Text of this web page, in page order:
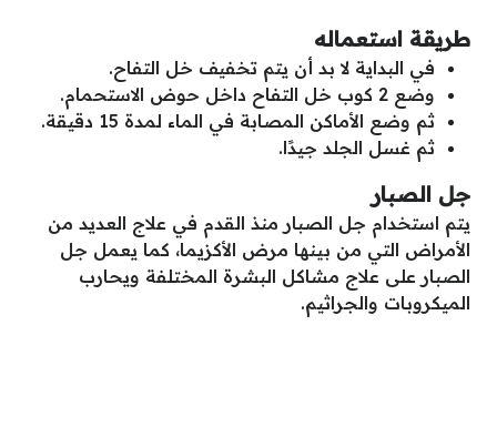
طريقة استعماله
في البداية لا بد أن يتم تخفيف خل التفاح.
وضع 2 كوب خل التفاح داخل حوض الاستحمام.
ثم وضع الأماكن المصابة في الماء لمدة 15 دقيقة.
ثم غسل الجلد جيدًا.
جل الصبار
يتم استخدام جل الصبار منذ القدم في علاج العديد من
الأمراض التي من بينها مرض الأكزيما، كما يعمل جل
الصبار على علاج مشاكل البشرة المختلفة ويحارب
الميكروبات والجراثيم.